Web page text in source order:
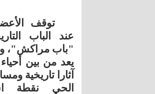
توقف
عند الباب
"باب مراكش"،
يعد من بين
آثارا تاريخية
الحي نقطة